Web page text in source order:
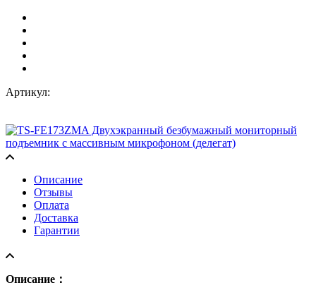
Артикул:
Описание
Отзывы
Оплата
Доставка
Гарантии
Описание：